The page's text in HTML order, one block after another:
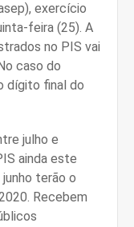
exercício
feira (25). A
no PIS vai
caso do
dígito final do
julho e
ainda este
terão o
Recebem